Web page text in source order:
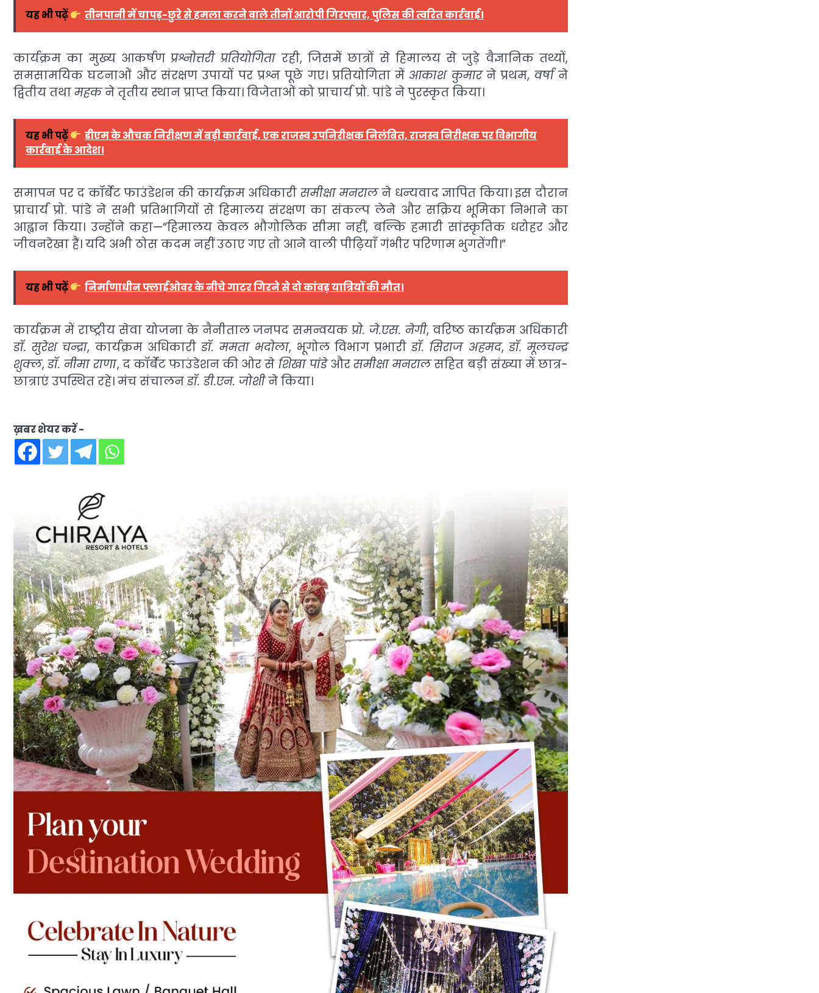
यह भी पढ़ें तीनपानी में चापड़-छुरे से हमला करने वाले तीनों आरोपी गिरफ्तार, पुलिस की त्वरित कार्रवाई।
कार्यक्रम का मुख्य आकर्षणप्रश्नोत्तरी प्रतियोगितारही, जिसमें छात्रों से हिमालय से जुड़े वैज्ञानिक तथ्यों,
समसामयिक घटनाओं और संरक्षण उपायों पर प्रश्न पूछे गए। प्रतियोगिता में आकाश कुमारने प्रथम, वर्षाने
द्वितीय तथामहकने तृतीय स्थान प्राप्त किया। विजेताओं को प्राचार्य प्रो. पांडे ने पुरस्कृत किया।
यह भी पढ़ें
डीएम के औचक निरीक्षण में बड़ी कार्रवाई, एक राजस्व उपनिरीक्षक निलंबित, राजस्व निरीक्षक पर विभागीय
कार्रवाई के आदेश।
समापन पर द कॉर्बेट फाउंडेशन की कार्यक्रम अधिकारी समीक्षा मनरालने धन्यवाद ज्ञापित किया। इस दौरान
प्राचार्य प्रो. पांडे ने सभी प्रतिभागियों से हिमालय संरक्षण का संकल्प लेने और सक्रिय भूमिका निभाने का
आह्वान किया। उन्होंने कहा—“हिमालय केवल भौगोलिक सीमा नहीं, बल्कि हमारी सांस्कृतिक धरोहर और
जीवनरेखा हैं। यदि अभी ठोस कदम नहीं उठाए गए तो आने वाली पीढ़ियाँ गंभीर परिणाम भुगतेंगी।”
यह भी पढ़ें निर्माणाधीन फ्लाईओवर के नीचे गाटर गिरने से दो कांवड़ यात्रियों की मौत।
कार्यक्रम में राष्ट्रीय सेवा योजना के नैनीताल जनपद समन्वयकप्रो. जे.एस. नेगी, वरिष्ठ कार्यक्रम अधिकारी
डॉ. सुरेश चन्द्रा, कार्यक्रम अधिकारीडॉ. ममता भदोला, भूगोल विभाग प्रभारीडॉ. सिराज अहमद, डॉ. मूलचन्द्र
शुक्ल,डॉ. नीमा राणा, द कॉर्बेट फाउंडेशन की ओर से शिखा पांडेऔरसमीक्षा मनरालसहित बड़ी संख्या में छात्र-
छात्राएं उपस्थित रहे। मंच संचालनडॉ. डी.एन. जोशीने किया।
ख़बर शेयर करें -